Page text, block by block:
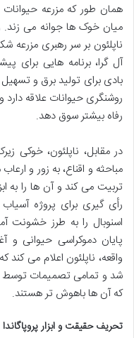
همان طور که مزرعه
میان خوک ها جوانه می زند.
ناپلئون بر سر رهبری مزرعه
آل گرا، برنامه هایی برای
بادی برای تولید برق و
روشنگری حیوانات علاقه
رفاه بیشتر سوق دهد.
در مقابل، ناپلئون،
تربیت می کند و آن ها را به
رأی گیری برای پروژه
اسنوبال را به طرز خشونت
پایان دموکراسی حیوانی و
واقعه، ناپلئون اعلام می
شد و تمامی تصمیمات توسط
که آن ها باهوش تر هستند.
تحریف حقیقت و ابزار پروپاگاندا